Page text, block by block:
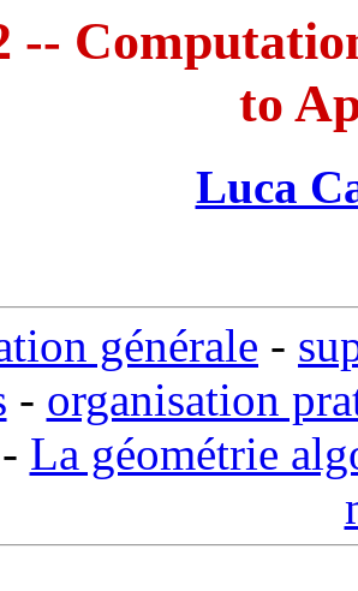
--
to
Luca
générale -
- organisation
- La géométrie